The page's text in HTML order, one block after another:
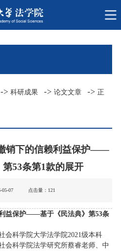
-> 科研成果 ->论文文章 ->正
销下的信赖利益保护——
53条第1款的展开
05-07 点击量： 121
益保护——基于《民法典》第53条
会科学院大学法学院2021级本科
会科学院法学研究所蔡睿老师、中